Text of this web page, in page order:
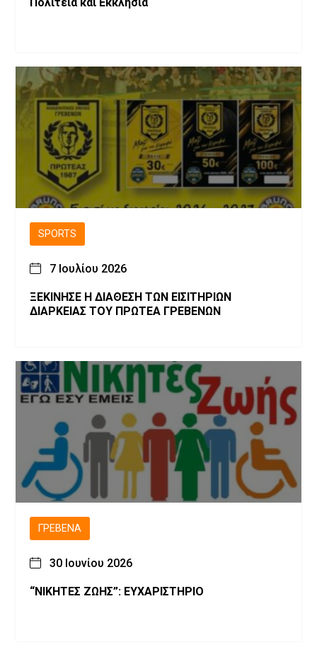
SPORTS
7 Ιουλίου 2026
ΞΕΚΙΝΗΣΕ Η ΔΙΑΘΕΣΗ ΤΩΝ ΕΙΣΙΤΗΡΙΩΝ
ΔΙΑΡΚΕΙΑΣ ΤΟΥ ΠΡΩΤΕΑ ΓΡΕΒΕΝΩΝ
ΓΡΕΒΕΝΆ
30 Ιουνίου 2026
“ΝΙΚΗΤΕΣ ΖΩΗΣ”: ΕΥΧΑΡΙΣΤΗΡΙΟ